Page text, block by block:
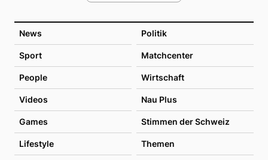
News Politik
Sport Matchcenter
People Wirtschaft
Videos Nau Plus
Games Stimmen der Schweiz
Lifestyle Themen